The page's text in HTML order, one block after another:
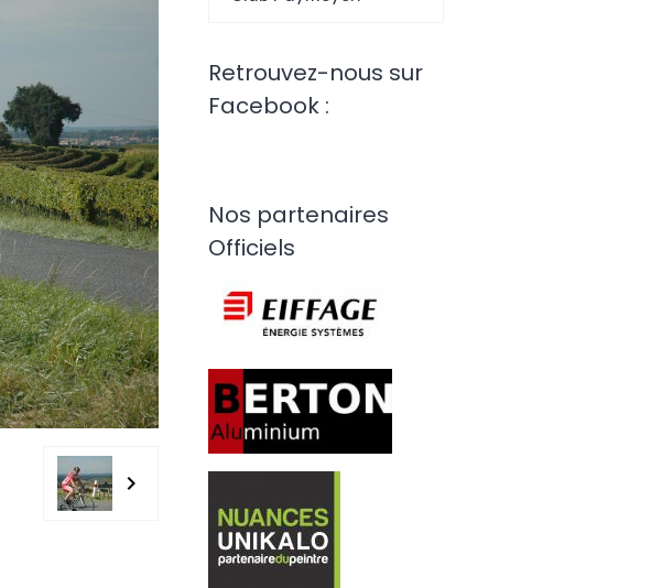
Retrouvez-nous sur
Facebook :
Nos partenaires
Officiels